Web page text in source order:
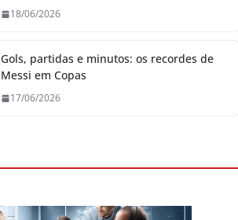
18/06/2026
Gols, partidas e minutos: os recordes de
Messi em Copas
17/06/2026